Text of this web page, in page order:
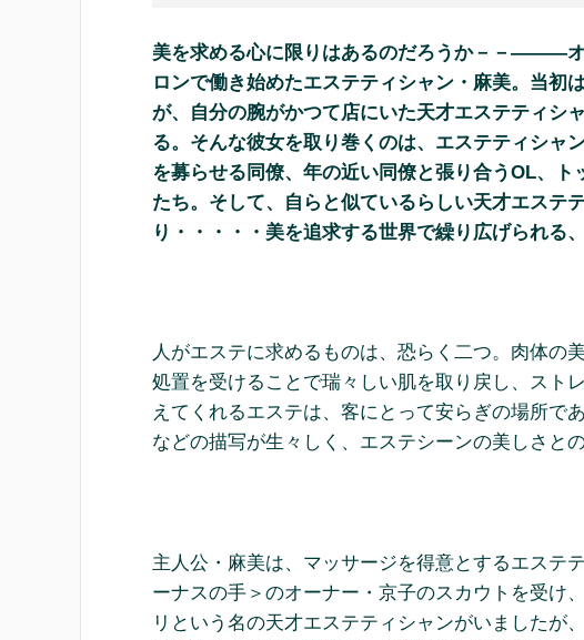
美を求める心に限りはあるのだろうか－－―――
ロンで働き始めたエステティシャン・麻美。当初
が、自分の腕がかつて店にいた天才エステティシ
る。そんな彼女を取り巻くのは、エステティシャ
を募らせる同僚、年の近い同僚と張り合うOL、
たち。そして、自らと似ているらしい天才エステ
り・・・・・美を追求する世界で繰り広げられる
人がエステに求めるものは、恐らく二つ。肉体の
処置を受けることで瑞々しい肌を取り戻し、スト
えてくれるエステは、客にとって安らぎの場所で
などの描写が生々しく、エステシーンの美しさと
主人公・麻美は、マッサージを得意とするエステ
ーナスの手＞のオーナー・京子のスカウトを受け
リという名の天才エステティシャンがいましたが